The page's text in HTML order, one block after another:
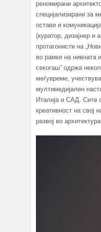
реномирани
специјализирани за
остави и
(куратор, дизајнер и
протагонисти на
во рамки на нивната
секогаш” одржа
меѓувреме,
мултимедијален
Италија и САД. Сите
креативност на свој
развој во